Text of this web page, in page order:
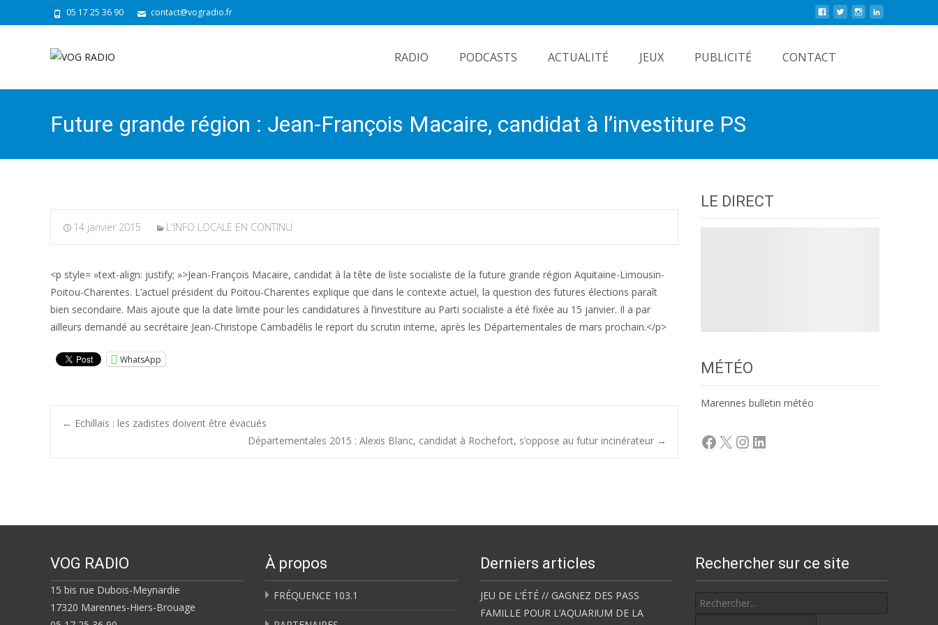
05 17 25 36 90 contact@vogradio.fr
RADIO PODCASTS ACTUALITÉ JEUX PUBLICITÉ CONTACT
Future grande région : Jean-François Macaire, candidat à l’investiture PS
14 janvier 2015 L'INFO LOCALE EN CONTINU
<p style= »text-align: justify; »>Jean-François Macaire, candidat à la tête de liste socialiste de la future grande région Aquitaine-Limousin-
Poitou-Charentes. L’actuel président du Poitou-Charentes explique que dans le contexte actuel, la question des futures élections paraît
bien secondaire. Mais ajoute que la date limite pour les candidatures à l’investiture au Parti socialiste a été fixée au 15 janvier. Il a par
ailleurs demandé au secrétaire Jean-Christope Cambadélis le report du scrutin interne, après les Départementales de mars prochain.</p>
WhatsApp
Post
← Echillais : les zadistes doivent être évacués
Départementales 2015 : Alexis Blanc, candidat à Rochefort, s’oppose au futur incinérateur →
LE DIRECT
MÉTÉO
Marennes bulletin météo
Facebook
X Instagram
LinkedIn
VOG RADIO
15 bis rue Dubois-Meynardie
17320 Marennes-Hiers-Brouage
À propos
FRÉQUENCE 103.1
Derniers articles
JEU DE L’ÉTÉ // GAGNEZ DES PASS
FAMILLE POUR L’AQUARIUM DE LA
Rechercher sur ce site